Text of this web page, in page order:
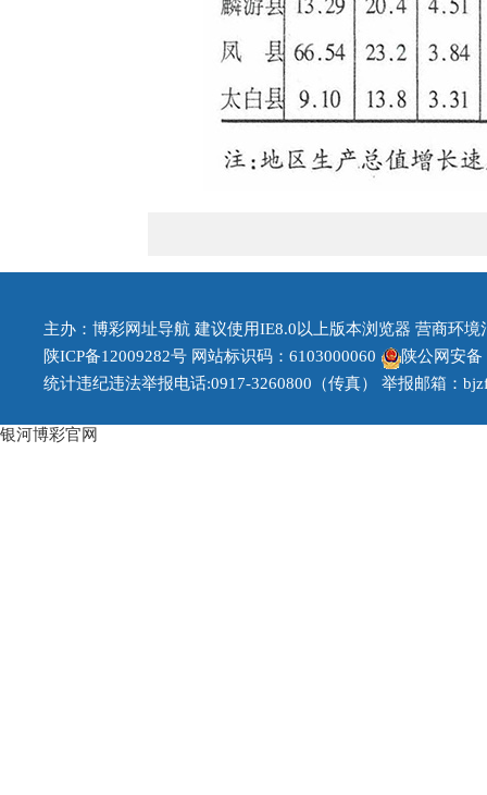
主办：博彩网址导航 建议使用IE8.0以上版本浏览器 营商环境
陕ICP备12009282号 网站标识码：6103000060
陕公网安备
统计违纪违法举报电话:0917-3260800（传真） 举报邮箱：
银河博彩官网